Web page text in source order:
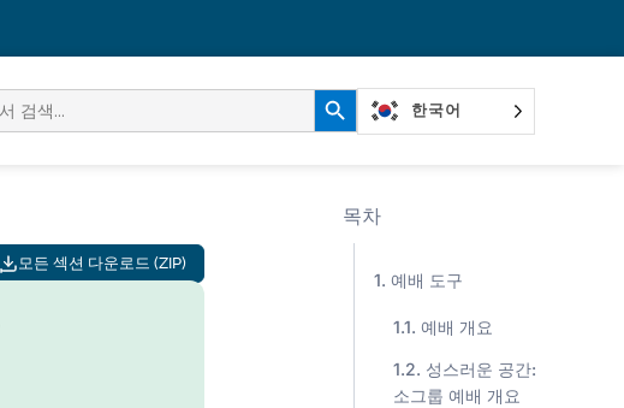
검색 버튼
한국어
모든 섹션 다운로드 (ZIP)
목차
예배 도구
예배 개요
성스러운 공간:
소그룹 예배 개요